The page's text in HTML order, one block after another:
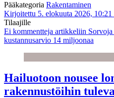
Pääkategoria Rakentaminen
Kirjoitettu 5. elokuuta 2026, 10:21
Tilaajille
Ei kommentteja artikkeliin
kustannusarvio 14 miljoonaa
Hailuotoon nousee
rakennustöihin